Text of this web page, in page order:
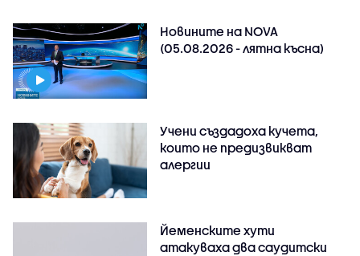
Новините на NOVA
(05.08.2026 - лятна късна)
Учени създадоха кучета,
които не предизвикват
алергии
Йеменските хути
атакуваха два саудитски